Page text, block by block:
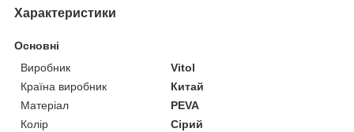
Характеристики
Основні
Виробник
Vitol
Країна виробник
Китай
Матеріал
PEVA
Колір
Сірий